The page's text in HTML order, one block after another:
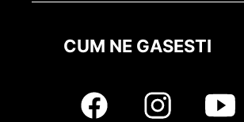
CUM NE GASESTI